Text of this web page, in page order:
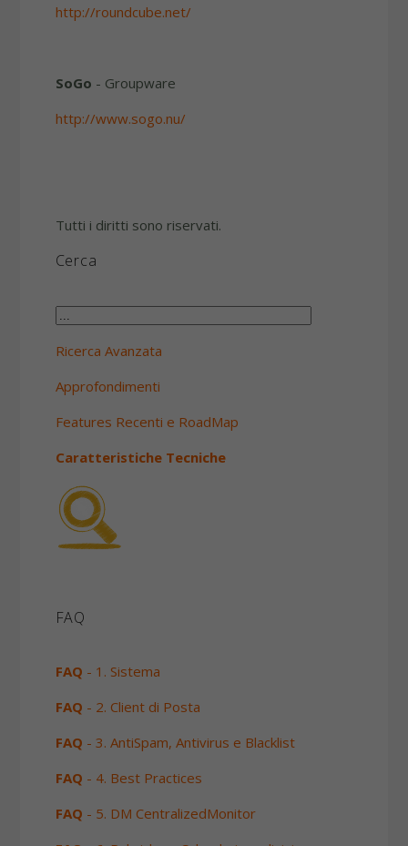
http://roundcube.net/
SoGo - Groupware
http://www.sogo.nu/
Tutti i diritti sono riservati.
Cerca
Ricerca Avanzata
Approfondimenti
Features Recenti e RoadMap
Caratteristiche Tecniche
FAQ
FAQ - 1. Sistema
FAQ - 2. Client di Posta
FAQ - 3. AntiSpam, Antivirus e Blacklist
FAQ - 4. Best Practices
FAQ - 5. DM CentralizedMonitor